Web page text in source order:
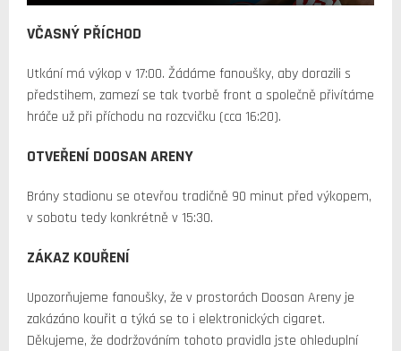
VČASNÝ PŘÍCHOD
Utkání má výkop v 17:00. Žádáme fanoušky, aby dorazili s
předstihem, zamezí se tak tvorbě front a společně přivítáme
hráče už při příchodu na rozcvičku (cca 16:20).
OTVEŘENÍ DOOSAN ARENY
Brány stadionu se otevřou tradičně 90 minut před výkopem,
v sobotu tedy konkrétně v 15:30.
ZÁKAZ KOUŘENÍ
Upozorňujeme fanoušky, že v prostorách Doosan Areny je
zakázáno kouřit a týká se to i elektronických cigaret.
Děkujeme, že dodržováním tohoto pravidla jste ohleduplní